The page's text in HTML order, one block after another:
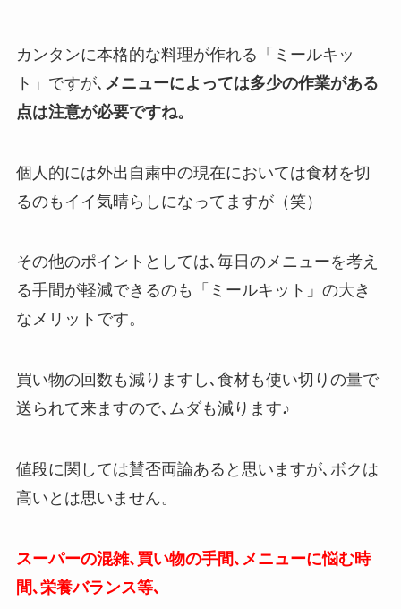
カンタンに本格的な料理が作れる「ミールキッ
ト」ですが､ メニューによっては多少の作業がある
点は注意が必要ですね。
個人的には外出自粛中の現在においては食材を切
るのもイイ気晴らしになってますが（笑）
その他のポイントとしては､毎日のメニューを考え
る手間が軽減できるのも「ミールキット」の大き
なメリットです。
買い物の回数も減りますし､食材も使い切りの量で
送られて来ますので､ムダも減ります♪
値段に関しては賛否両論あると思いますが､ボクは
高いとは思いません。
スーパーの混雑､買い物の手間､メニューに悩む時
間､栄養バランス等､